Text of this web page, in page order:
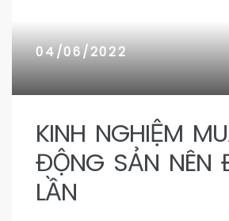
04/06/2022
KINH NGHIỆM
ĐỘNG SẢN NÊN
LẦN